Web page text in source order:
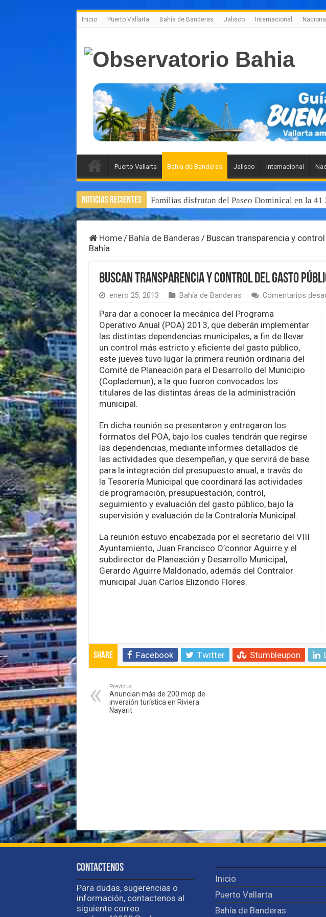
Inicio Puerto Vallarta Bahía de Banderas Jalisco Internacional Nacional
Puerto Vallarta Bahía de Banderas Jalisco Internacional
Noticias Recientes Familias disfrutan del Paseo Dominical en la
Home / Bahía de Banderas / Buscan transparencia y
Bahía
Buscan transparencia y control del gasto
enero 25, 2013 Bahía de Banderas Comentarios
Para dar a conocer la mecánica del Programa
Operativo Anual (POA) 2013, que deberán implementar
las distintas dependencias municipales, a fin de llevar
un control más estricto y eficiente del gasto público,
este jueves tuvo lugar la primera reunión ordinaria del
Comité de Planeación para el Desarrollo del Municipio
(Coplademun), a la que fueron convocados los
titulares de las distintas áreas de la administración
municipal.
En dicha reunión se presentaron y entregaron los
formatos del POA, bajo los cuales tendrán que regirse
las dependencias, mediante informes detallados de
las actividades que desempeñan, y que servirá de base
para la integración del presupuesto anual, a través de
la Tesorería Municipal que coordinará las actividades
de programación, presupuestación, control,
seguimiento y evaluación del gasto público, bajo la
supervisión y evaluación de la Contraloría Municipal.
La reunión estuvo encabezada por el secretario del VIII
Ayuntamiento, Juan Francisco O’connor Aguirre y el
subdirector de Planeación y Desarrollo Municipal,
Gerardo Aguirre Maldonado, además del Contralor
municipal Juan Carlos Elizondo Flores.
Share Facebook Twitter Stumbleupon
Previous
Anuncian más de 200 mdp de
inversión turística en Riviera
Nayarit
Contactenos
Para dudas, sugerencias o
información, contactenos al
siguiente correo:
Inicio
Puerto Vallarta
Bahía de Banderas